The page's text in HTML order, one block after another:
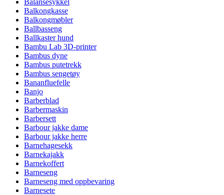
Balansesykkel
Balkongkasse
Balkongmøbler
Ballbasseng
Ballkaster hund
Bambu Lab 3D-printer
Bambus dyne
Bambus putetrekk
Bambus sengetøy
Bananfluefelle
Banjo
Barberblad
Barbermaskin
Barbersett
Barbour jakke dame
Barbour jakke herre
Barnehagesekk
Barnekajakk
Barnekoffert
Barneseng
Barneseng med oppbevaring
Barnesete